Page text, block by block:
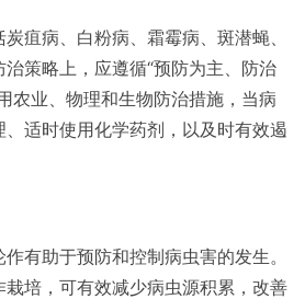
疽病、白粉病、霜霉病、斑潜蝇、
策略上，应遵循“预防为主、防治
农业、物理和生物防治措施，当病
适时使用化学药剂，以及时有效遏
有助于预防和控制病虫害的发生。
培，可有效减少病虫源积累，改善